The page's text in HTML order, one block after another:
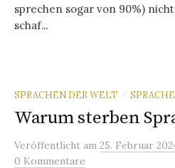
sprechen sogar von 90%)
schaf...
SPRACHEN DER WELT /
Warum sterben
Veröffentlicht am 25. Februar
0 Kommentare